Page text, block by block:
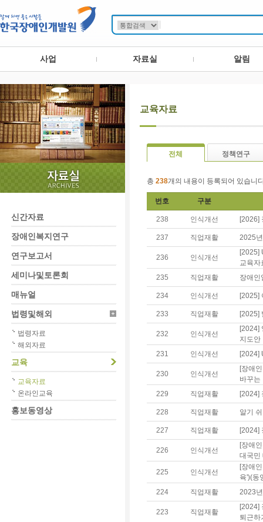
사업 자료실 알림
신간자료
장애인복지연구
연구보고서
세미나및토론회
매뉴얼
법령및해외
법령자료
해외자료
교육
교육자료
온라인교육
홍보동영상
교육자료
전체 정책연구
총 238개의 내용이 등록되어 있습니
번호 구분
238 인식개선 [2026]
237 직업재활 2025
236 인식개선
[2025]
교육자
235
직업재활 장애인
234 인식개선 [2025]
233 직업재활 [2025]
232 인식개선
[2024]
지도안
231
인식개선 [2024]
230 인식개선
[장애
바꾸는
229
직업재활 [2024]
228 직업재활 알기
227 직업재활 [2024]
226 인식개선
[장애
대국민
225
인식개선
[장애
육')(동
224
직업재활 2023
223 직업재활
[2024]
퇴근하